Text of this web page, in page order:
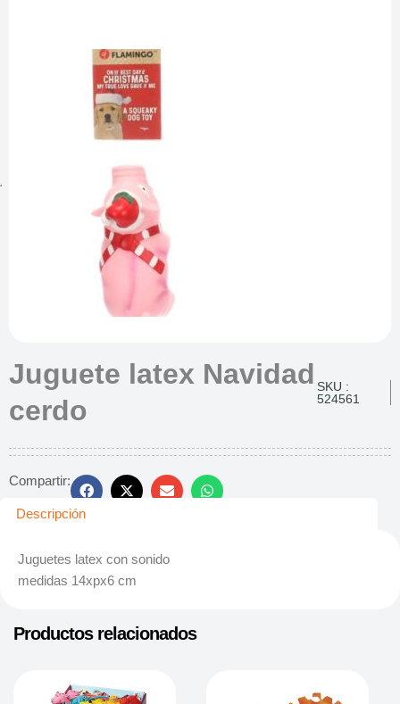
Juguete latex Navidad
cerdo
SKU :
524561
Compartir:
Descripción
Juguetes latex con sonido
medidas 14xpx6 cm
Productos relacionados